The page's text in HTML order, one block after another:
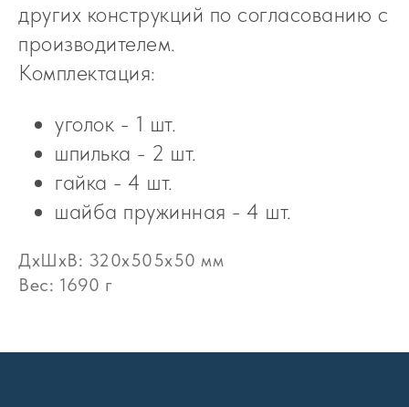
других конструкций по согласованию с
производителем.
Комплектация:
уголок - 1 шт.
шпилька - 2 шт.
гайка - 4 шт.
шайба пружинная - 4 шт.
ДxШxВ: 320x505x50 мм
Вес: 1690 г